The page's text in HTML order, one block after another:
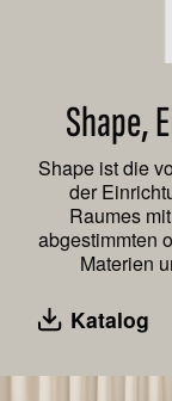
Shape,
Shape ist die
der
Raumes
abgestimmten
Materien
Katalog